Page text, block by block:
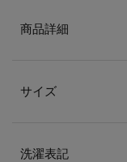
商品詳細
サイズ
洗濯表記